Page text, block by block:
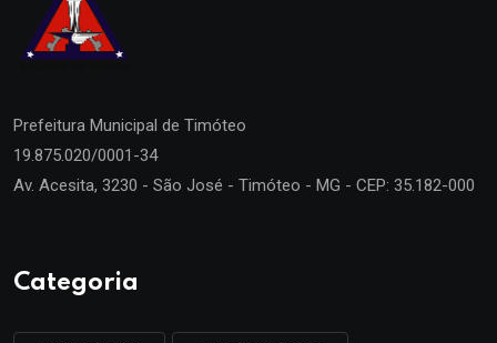
Prefeitura Municipal de Timóteo
19.875.020/0001-34
Av. Acesita, 3230 - São José - Timóteo - MG - CEP: 35.182-000
Categoria